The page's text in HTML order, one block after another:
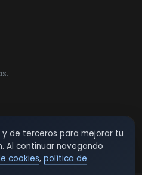
de terceros para mejorar tu
Al continuar navegando
cookies, política de